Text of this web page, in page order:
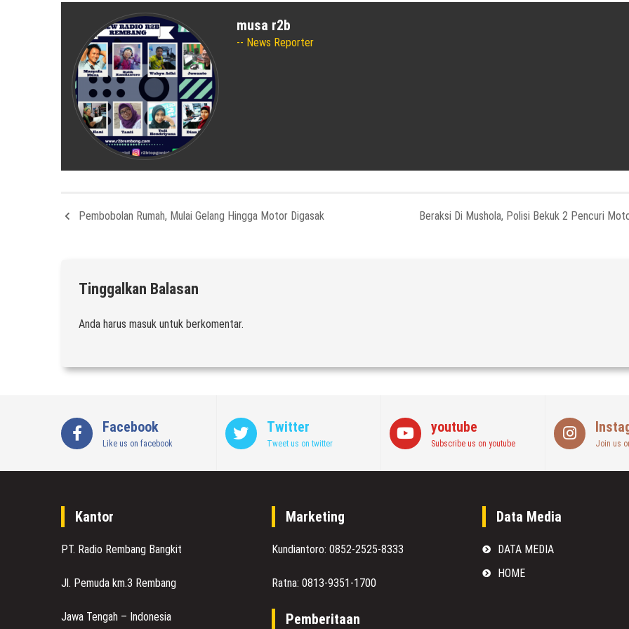
musa r2b
News Reporter
Pembobolan Rumah, Mulai Gelang Hingga Motor Digasak Beraksi Di Mushola, Polisi Bekuk 2 Pencuri
Tinggalkan Balasan
Anda harus masuk untuk berkomentar.
Facebook
Like us on facebook
Twitter
Tweet us on twitter
youtube
Subscribe us on youtube Join us
Kantor
PT. Radio Rembang Bangkit
Jl. Pemuda km.3 Rembang
Jawa Tengah – Indonesia
Marketing
Kundiantoro: 0852-2525-8333
Ratna: 0813-9351-1700
Pemberitaan
Data Media
DATA MEDIA
HOME